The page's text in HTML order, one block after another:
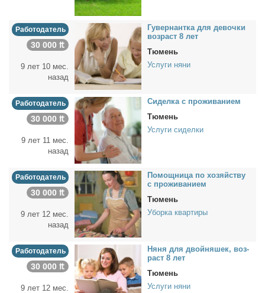
Работодатель
30 000 ₶
9 лет 10 мес.
назад
Гу­вер­нант­ка для де­воч­ки
воз­раст 8 лет
Тюмень
Услуги няни
Работодатель
30 000 ₶
9 лет 11 мес.
назад
Си­дел­ка с про­жи­ва­ни­ем
Тюмень
Услуги сиделки
Работодатель
30 000 ₶
9 лет 12 мес.
назад
По­мощ­ни­ца по хо­зяй­ству
с про­жи­ва­ни­ем
Тюмень
Уборка квартиры
Работодатель
30 000 ₶
9 лет 12 мес.
Ня­ня для двой­ня­шек, воз­
раст 8 лет
Тюмень
Услуги няни